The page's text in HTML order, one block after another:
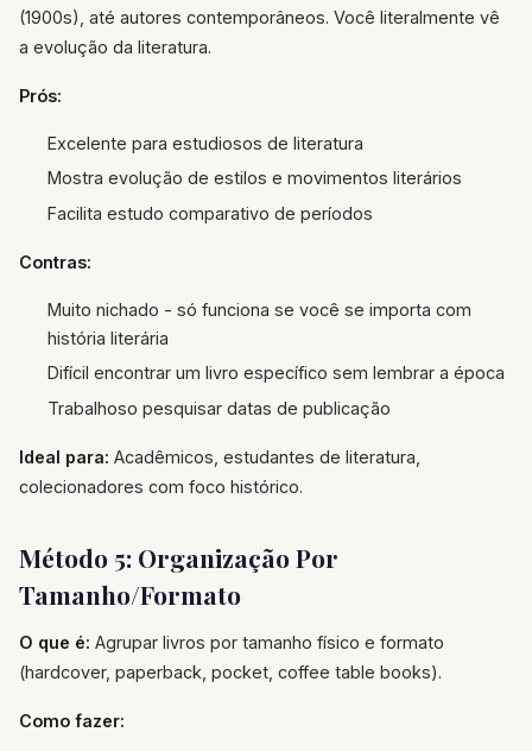
(1900s), até autores contemporâneos. Você literalmente vê
a evolução da literatura.
Prós:
Excelente para estudiosos de literatura
Mostra evolução de estilos e movimentos literários
Facilita estudo comparativo de períodos
Contras:
Muito nichado - só funciona se você se importa com
história literária
Difícil encontrar um livro específico sem lembrar a época
Trabalhoso pesquisar datas de publicação
Ideal para: Acadêmicos, estudantes de literatura,
colecionadores com foco histórico.
Método 5: Organização Por
Tamanho/Formato
O que é: Agrupar livros por tamanho físico e formato
(hardcover, paperback, pocket, coffee table books).
Como fazer: